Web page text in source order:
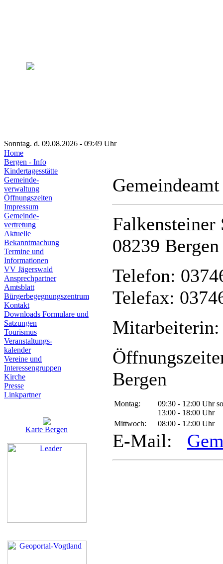
Sonntag. d. 09.08.2026 - 09:49 Uhr
Home
Bergen - Info
Kindertagesstätte
Gemeinde-
verwaltung
Öffnungszeiten
Impressum
Gemeinde-
vertretung
Aktuelle
Bekanntmachung
Termine und
Informationen
VV Jägerswald
Ansprechpartner
Amtsblatt
Bürgerbegegnungszentrum
Kontakt
Downloads Formulare und
Satzungen
Tourismus
Veranstaltungs-
kalender
Vereine und
Interessen­gruppen
Kirche
Presse
Linkpartner
Karte Bergen
Falkensteiner
08239 Bergen
Telefon:
Telefax:
Mitarbeiterin:
Bergen
Montag:
09:30 - 12:00 Uhr
13:00 - 18:00 Uhr
Mittwoch:
08:00 - 12:00 Uhr
E-Mail: